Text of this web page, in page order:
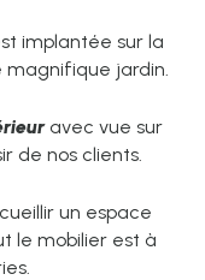
implantée sur la
magnifique jardin.
avec vue sur
de nos clients.
un espace
le mobilier est à